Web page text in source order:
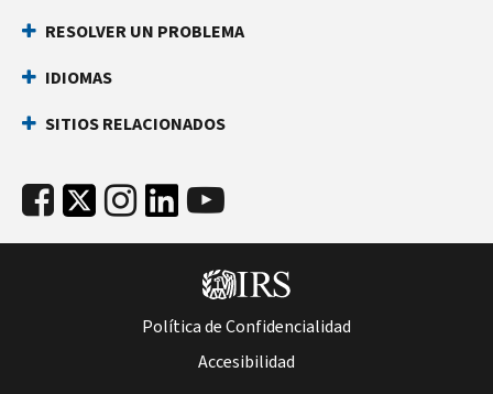
RESOLVER UN PROBLEMA
IDIOMAS
SITIOS RELACIONADOS
Política de Confidencialidad
Accesibilidad